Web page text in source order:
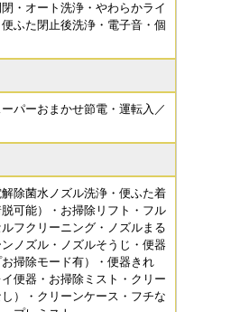
・オート洗浄・やわらかライ
ふた閉止後洗浄・電子音・個
パーおまかせ節電・運転入／
除菌水ノズル洗浄・便ふた着
可能）・お掃除リフト・フル
フクリーニング・ノズルまる
ノズル・ノズルそうじ・便器
掃除モード有）・便器きれ
便器・お掃除ミスト・クリー
）・クリーンケース・フチな